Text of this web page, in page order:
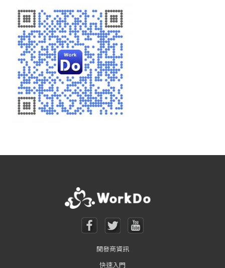
開發商資訊
快速入門